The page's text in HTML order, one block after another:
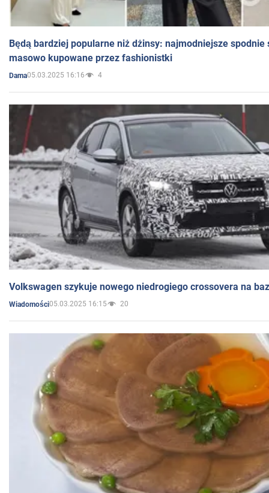
Będą bardziej popularne niż dżinsy: najmodniejsze spodnie
masowo kupowane przez fashionistki
Dama05.03.2025 16:16 4
Volkswagen szykuje nowego niedrogiego crossovera na
Wiadomości05.03.2025 16:15 20